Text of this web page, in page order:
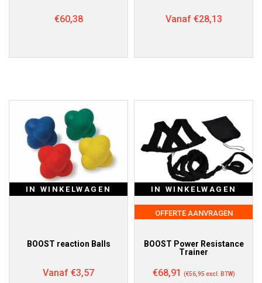
€60,38 Vanaf €28,13
IN WINKELWAGEN
BOOST reaction Balls
Vanaf €3,57
IN WINKELWAGEN
OFFERTE AANVRAGEN
BOOST Power Resistance
Trainer
€68,91 (€56,95 excl. BTW)